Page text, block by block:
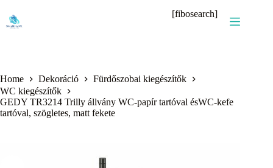
content
[fibosearch]
Home Dekoráció
Fürdőszobai kiegészítők
WC kiegészítők
GEDY TR3214 Trilly állvány WC-papír tartóval ésWC-kefe
tartóval, szögletes, matt fekete